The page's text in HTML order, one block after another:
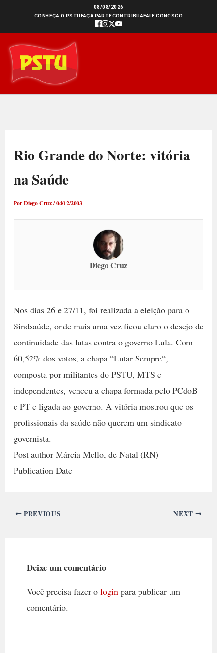
conteúdo
08/08/2026
CONHEÇA O PSTU FAÇA PARTECONTRIBUAFALE CONOSCO
Rio Grande do Norte: vitória
na Saúde
PorDiego Cruz/04/12/2003
Diego Cruz
Nos dias 26 e 27/11, foi realizada a eleição para o
Sindsaúde, onde mais uma vez ficou claro o desejo de
continuidade das lutas contra o governo Lula. Com
60,52% dos votos, a chapa “Lutar Sempre“,
composta por militantes do PSTU, MTS e
independentes, venceu a chapa formada pelo PCdoB
e PT e ligada ao governo. A vitória mostrou que os
profissionais da saúde não querem um sindicato
governista.
Post author Márcia Mello, de Natal (RN)
Publication Date
PREVIOUS NEXT
Deixe um comentário
Você precisa fazer o loginpara publicar um
comentário.